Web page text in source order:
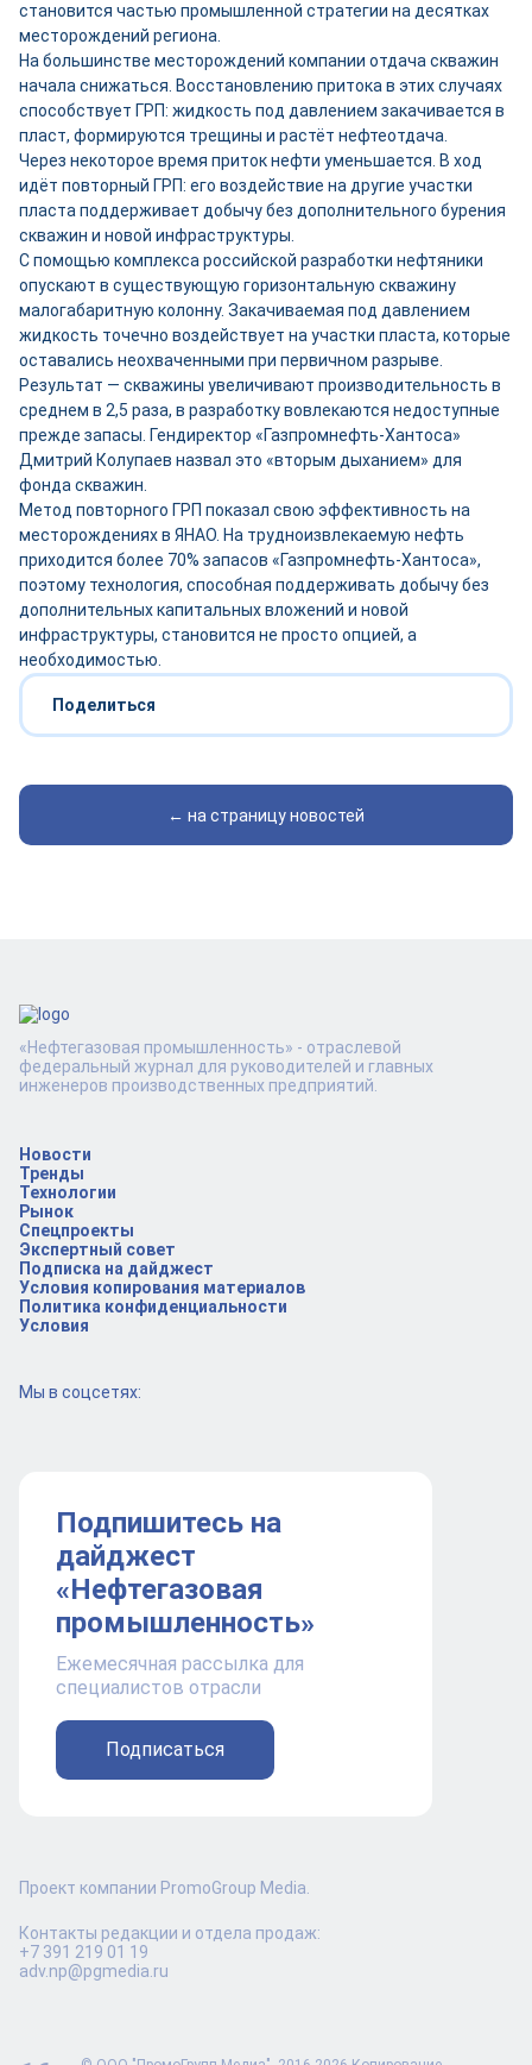
становится частью промышленной стратегии на десятках
месторождений региона.
На большинстве месторождений компании отдача скважин
начала снижаться. Восстановлению притока в этих случаях
способствует ГРП: жидкость под давлением закачивается в
пласт, формируются трещины и растёт нефтеотдача.
Через некоторое время приток нефти уменьшается. В ход
идёт повторный ГРП: его воздействие на другие участки
пласта поддерживает добычу без дополнительного бурения
скважин и новой инфраструктуры.
С помощью комплекса российской разработки нефтяники
опускают в существующую горизонтальную скважину
малогабаритную колонну. Закачиваемая под давлением
жидкость точечно воздействует на участки пласта, которые
оставались неохваченными при первичном разрыве.
Результат — скважины увеличивают производительность в
среднем в 2,5 раза, в разработку вовлекаются недоступные
прежде запасы. Гендиректор «Газпромнефть-Хантоса»
Дмитрий Колупаев назвал это «вторым дыханием» для
фонда скважин.
Метод повторного ГРП показал свою эффективность на
месторождениях в ЯНАО. На трудноизвлекаемую нефть
приходится более 70% запасов «Газпромнефть-Хантоса»,
поэтому технология, способная поддерживать добычу без
дополнительных капитальных вложений и новой
инфраструктуры, становится не просто опцией, а
необходимостью.
Поделиться
← на страницу новостей
Новости
Тренды
Технологии
Рынок
Спецпроекты
Экспертный совет
Подписка на дайджест
Условия копирования материалов
Политика конфиденциальности
Условия
Мы в соцсетях:
Подпишитесь на
дайджест
«Нефтегазовая
промышленность»
Ежемесячная рассылка для
специалистов отрасли
Подписаться
«Нефтегазовая промышленность» - отраслевой
федеральный журнал для руководителей и главных
инженеров производственных предприятий.
Проект компании PromoGroup Media.
Контакты редакции и отдела продаж:
+7 391 219 01 19
adv.np@pgmedia.ru